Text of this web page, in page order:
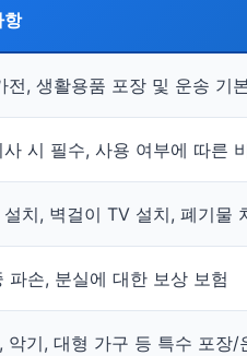
항
전, 생활용품 포장 및 운송 기
사 시 필수, 사용 여부에 따른
설치, 벽걸이 TV 설치, 폐기물
파손, 분실에 대한 보상 보험
악기, 대형 가구 등 특수 포장/